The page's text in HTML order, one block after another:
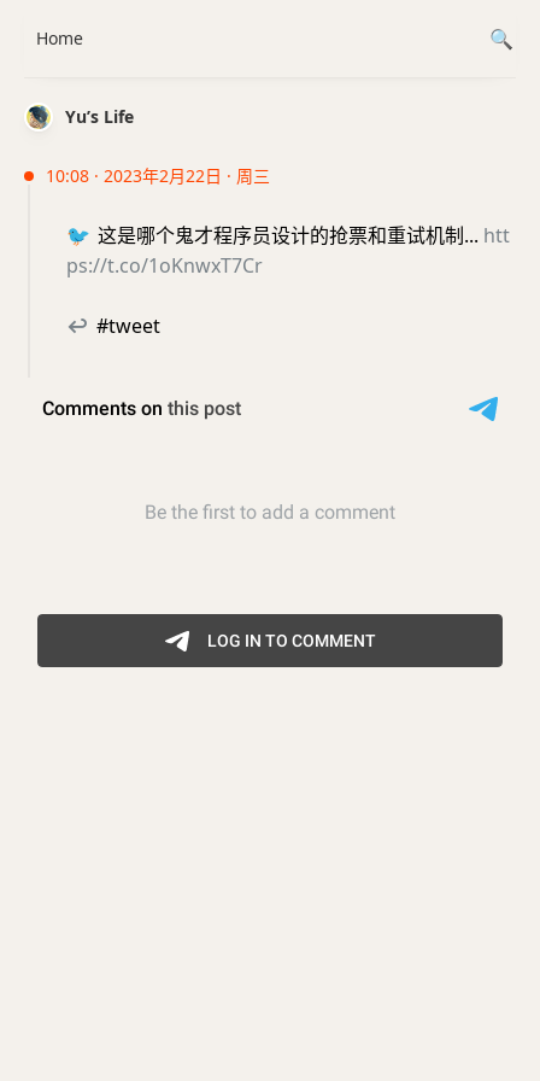
Yu’s Life
10:08 · 2023年2月22日 · 周三
🐦 这是哪个鬼才程序员设计的抢票和重试机制... htt
ps://t.co/1oKnwxT7Cr
↩ #tweet
Home